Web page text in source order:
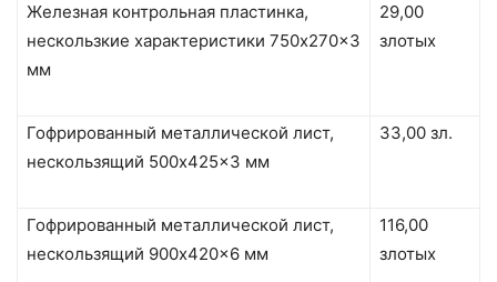
Железная контрольная пластинка,
нескользкие характеристики 750x270x3
мм
29,00
злотых
Гофрированный металлической лист,
нескользящий 500x425x3 мм
33,00 зл.
Гофрированный металлической лист,
нескользящий 900x420x6 мм
116,00
злотых